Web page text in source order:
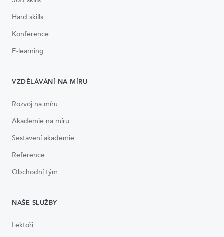
Hard skills
Konference
E-learning
VZDĚLÁVÁNÍ NA MÍRU
Rozvoj na míru
Akademie na míru
Sestavení akademie
Reference
Obchodní tým
NAŠE SLUŽBY
Lektoři